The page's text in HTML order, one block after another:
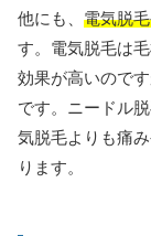
他にも、 電気脱
す。電気脱毛は
効果が高いので
です。ニードル
気脱毛よりも痛
ります。